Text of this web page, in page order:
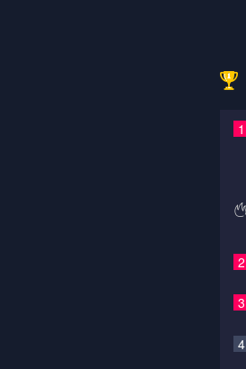
1
2
3
4